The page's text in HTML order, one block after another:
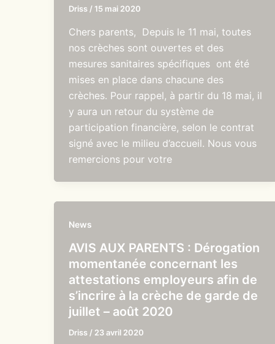
Driss / 15 mai 2020
Chers parents, Depuis le 11 mai, toutes
nos crèches sont ouvertes et des
mesures sanitaires spécifiques ont été
mises en place dans chacune des
crèches. Pour rappel, à partir du 18 mai, il
y aura un retour du système de
participation financière, selon le contrat
signé avec le milieu d’accueil. Nous vous
remercions pour votre
News
AVIS AUX PARENTS : Dérogation
momentanée concernant les
attestations employeurs afin de
s’incrire à la crèche de garde de
juillet – août 2020
Driss / 23 avril 2020